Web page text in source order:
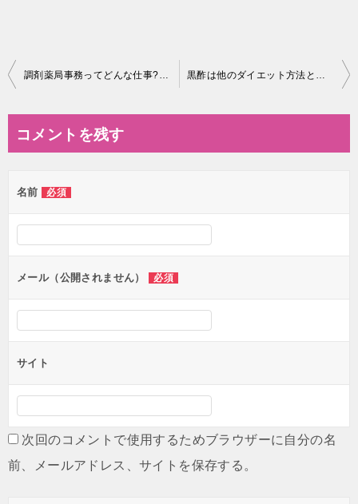
投
ビ
ー
シ
ン
調剤薬局事務ってどんな仕事?未経験からのスタートは難しい 黒酢は他のダイエット方法と合わせると良い
コメントを残す
名前 必須
メール（公開されません） 必須
サイト
次回のコメントで使用するためブラウザーに自分の名
前、メールアドレス、サイトを保存する。